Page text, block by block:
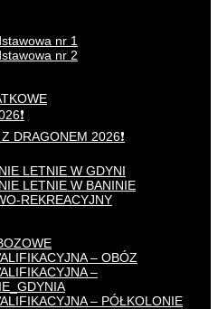
nr 1
nr 2
DRAGONEM 2026❗
LETNIE W GDYNI
LETNIE W BANINIE
REKREACYJNY
– OBÓZ
–
– PÓŁKOLONIE